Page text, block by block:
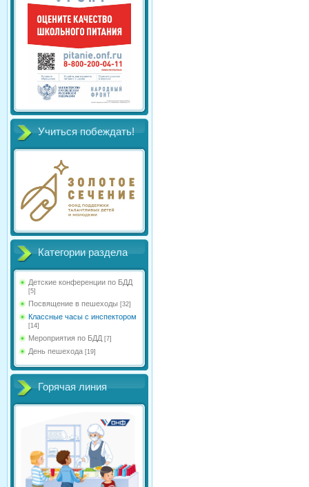
Учиться побеждать!
Категории раздела
Детские конференции по БДД
[5]
Посвящение в пешеходы [32]
Классные часы с инспектором
[14]
Мероприятия по БДД [7]
День пешехода [19]
Горячая линия